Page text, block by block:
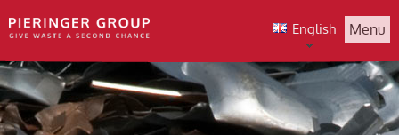
English Menu